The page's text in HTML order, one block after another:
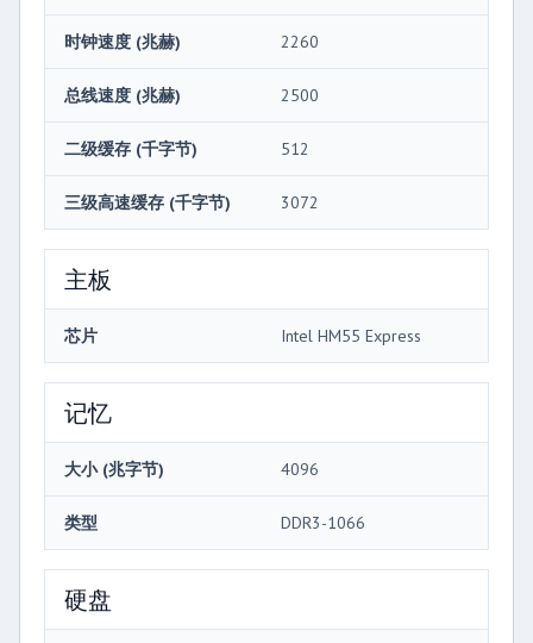
时钟速度 (兆赫) 2260
总线速度 (兆赫) 2500
二级缓存 (千字节) 512
三级高速缓存 (千字节) 3072
主板
芯片 Intel HM55 Express
记忆
大小 (兆字节) 4096
类型 DDR3-1066
硬盘